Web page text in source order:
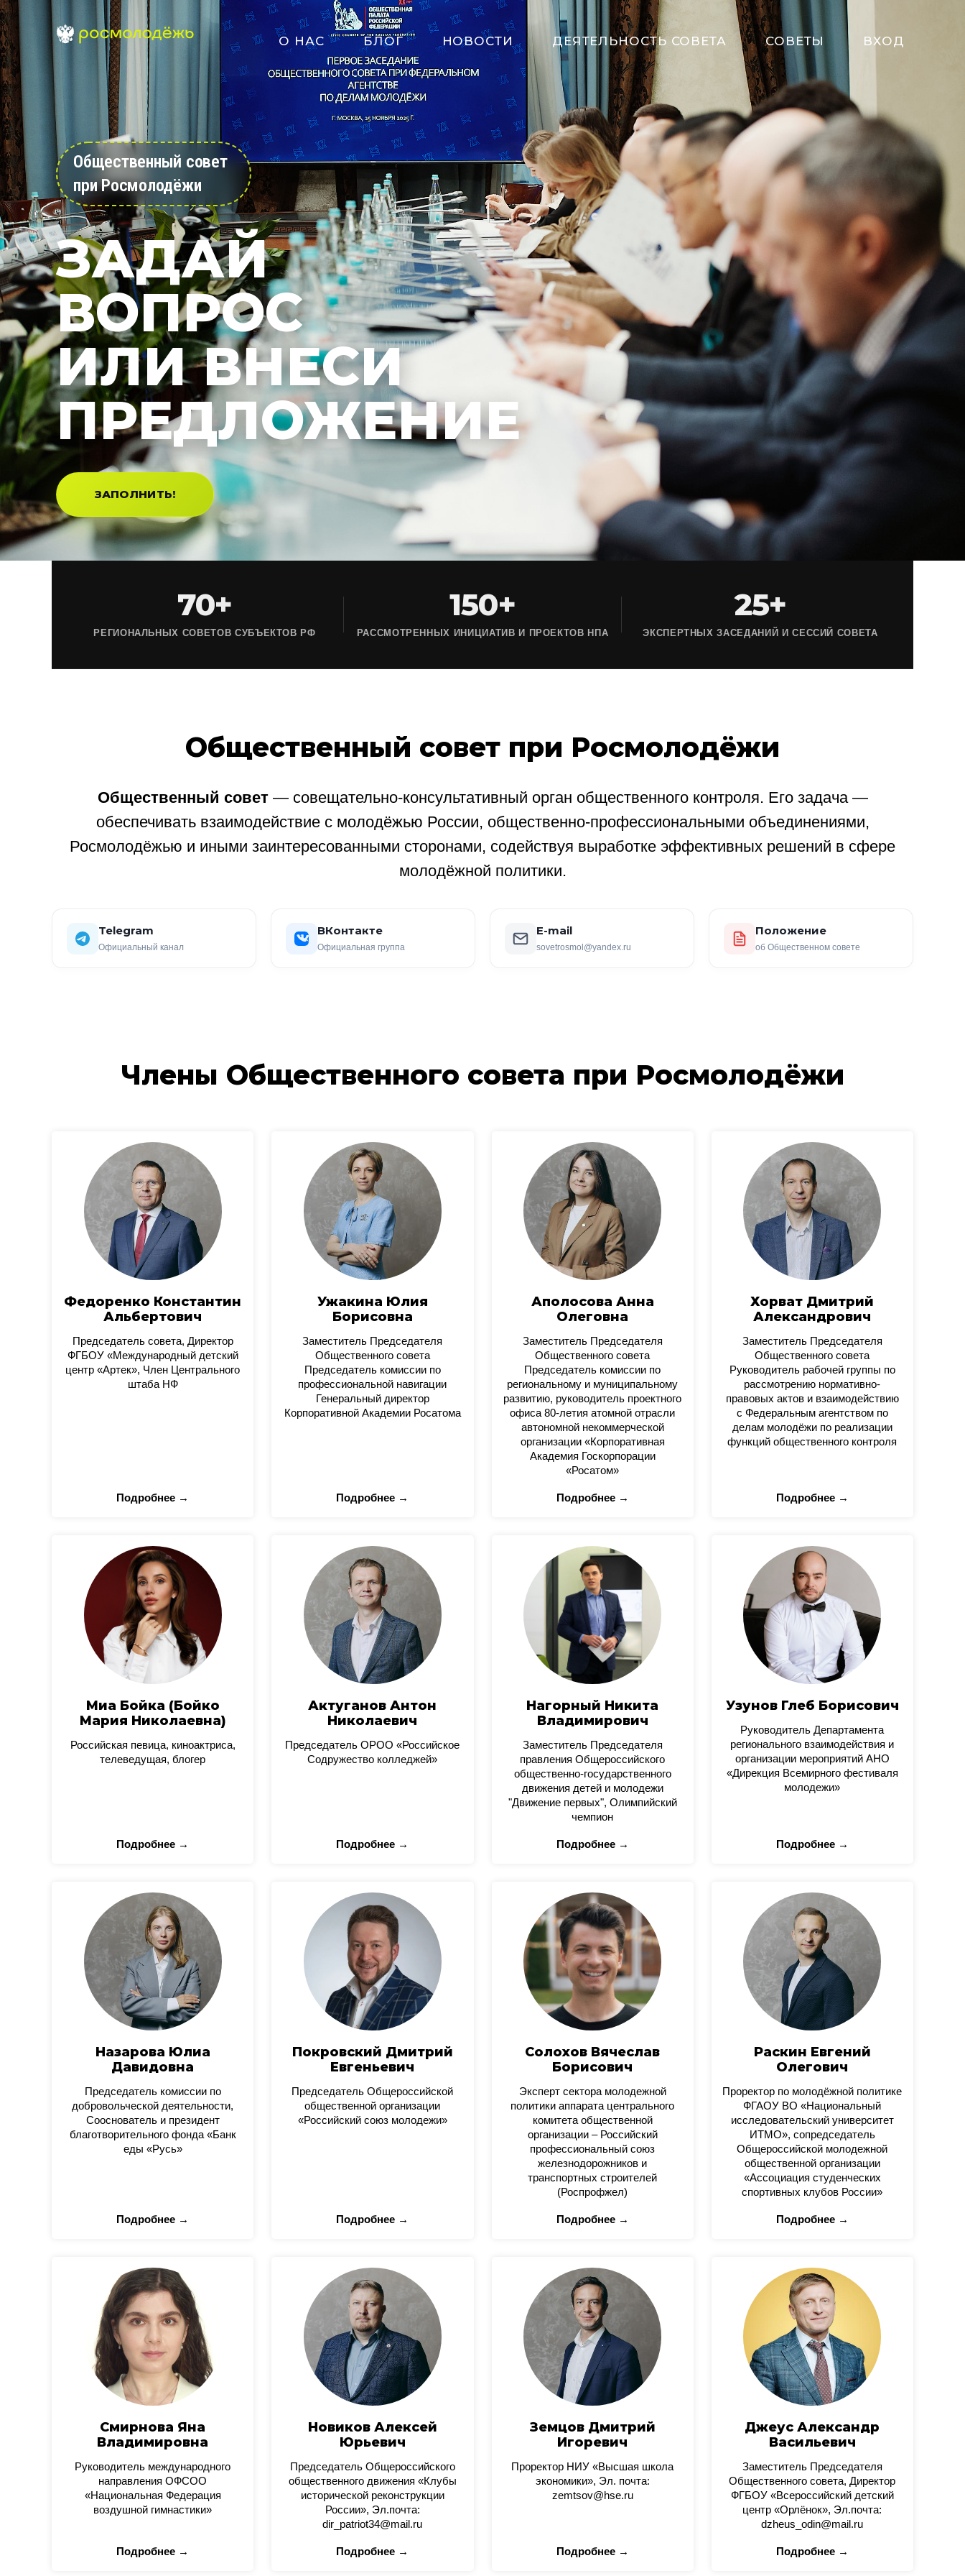
О НАС БЛОГ НОВОСТИ ДЕЯТЕЛЬНОСТЬ СОВЕТА СОВЕТЫ ВХОД
Общественный совет
при Росмолодёжи
ЗАДАЙ
ВОПРОС
ИЛИ ВНЕСИ
ПРЕДЛОЖЕНИЕ
ЗАПОЛНИТЬ!
70+
РЕГИОНАЛЬНЫХ СОВЕТОВ СУБЪЕКТОВ РФ
150+
РАССМОТРЕННЫХ ИНИЦИАТИВ И ПРОЕКТОВ НПА
25+
ЭКСПЕРТНЫХ ЗАСЕДАНИЙ И СЕССИЙ СОВЕТА
Общественный совет при Росмолодёжи
Общественный совет— совещательно-консультативный орган общественного контроля. Его задача —
обеспечивать взаимодействие с молодёжью России, общественно-профессиональными объединениями,
Росмолодёжью и иными заинтересованными сторонами, содействуя выработке эффективных решений в сфере
молодёжной политики.
Telegram
Официальный канал
ВКонтакте
Официальная группа
E-mail
sovetrosmol@yandex.ru
Положение
об Общественном совете
Члены Общественного совета при Росмолодёжи
Федоренко Константин
Альбертович
Председатель совета, Директор
ФГБОУ «Международный детский
центр «Артек», Член Центрального
штаба НФ
Подробнее →
Ужакина Юлия
Борисовна
Заместитель Председателя
Общественного совета
Председатель комиссии по
профессиональной навигации
Генеральный директор
Корпоративной Академии Росатома
Подробнее →
Аполосова Анна
Олеговна
Заместитель Председателя
Общественного совета
Председатель комиссии по
региональному и муниципальному
развитию, руководитель проектного
офиса 80-летия атомной отрасли
автономной некоммерческой
организации «Корпоративная
Академия Госкорпорации
«Росатом»
Подробнее →
Хорват Дмитрий
Александрович
Заместитель Председателя
Общественного совета
Руководитель рабочей группы по
рассмотрению нормативно-
правовых актов и взаимодействию
с Федеральным агентством по
делам молодёжи по реализации
функций общественного контроля
Подробнее →
Миа Бойка (Бойко
Мария Николаевна)
Российская певица, киноактриса,
телеведущая, блогер
Подробнее →
Актуганов Антон
Николаевич
Председатель ОРОО «Российское
Содружество колледжей»
Подробнее →
Нагорный Никита
Владимирович
Заместитель Председателя
правления Общероссийского
общественно-государственного
движения детей и молодежи
"Движение первых", Олимпийский
чемпион
Подробнее →
Узунов Глеб Борисович
Руководитель Департамента
регионального взаимодействия и
организации мероприятий АНО
«Дирекция Всемирного фестиваля
молодежи»
Подробнее →
Назарова Юлиа
Давидовна
Председатель комиссии по
добровольческой деятельности,
Сооснователь и президент
благотворительного фонда «Банк
еды «Русь»
Подробнее →
Покровский Дмитрий
Евгеньевич
Председатель Общероссийской
общественной организации
«Российский союз молодежи»
Подробнее →
Солохов Вячеслав
Борисович
Эксперт сектора молодежной
политики аппарата центрального
комитета общественной
организации – Российский
профессиональный союз
железнодорожников и
транспортных строителей
(Роспрофжел)
Подробнее →
Раскин Евгений
Олегович
Проректор по молодёжной политике
ФГАОУ ВО «Национальный
исследовательский университет
ИТМО», сопредседатель
Общероссийской молодежной
общественной организации
«Ассоциация студенческих
спортивных клубов России»
Подробнее →
Смирнова Яна
Владимировна
Руководитель международного
направления ОФСОО
«Национальная Федерация
воздушной гимнастики»
Подробнее →
Новиков Алексей
Юрьевич
Председатель Общероссийского
общественного движения «Клубы
исторической реконструкции
России», Эл.почта:
dir_patriot34@mail.ru
Подробнее →
Земцов Дмитрий
Игоревич
Проректор НИУ «Высшая школа
экономики», Эл. почта:
zemtsov@hse.ru
Подробнее →
Джеус Александр
Васильевич
Заместитель Председателя
Общественного совета, Директор
ФГБОУ «Всероссийский детский
центр «Орлёнок», Эл.почта:
dzheus_odin@mail.ru
Подробнее →